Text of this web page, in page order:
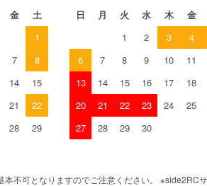
金
土
1
7
8
14
15
21
22
28
29
日 月 火 水 木 金
1
2 3 4
6
7 8 9 10 11
13
14 15 16 17 18
20
21 22 23 24 25
27
28 29 30
不可となりますのでご注意ください。 ※side2RC